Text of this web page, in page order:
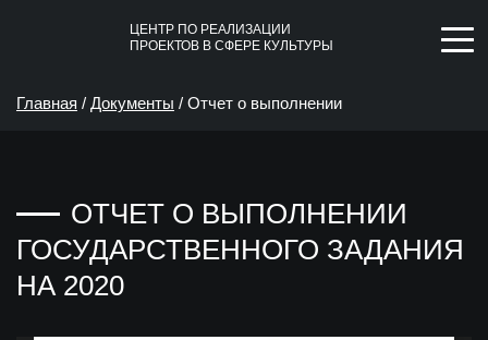
ЦЕНТР ПО РЕАЛИЗАЦИИ
ПРОЕКТОВ В СФЕРЕ КУЛЬТУРЫ
Главная / Документы / Отчет о выполнении
ОТЧЕТ О ВЫПОЛНЕНИИ
ГОСУДАРСТВЕННОГО ЗАДАНИЯ
НА 2020